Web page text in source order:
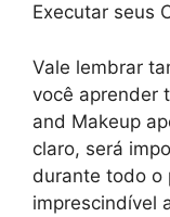
Executar seus
Vale lembrar
você aprender
and Makeup
claro, será
durante todo o
imprescindível